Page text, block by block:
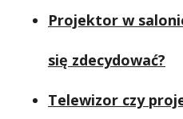
Projektor w
się zdecydować?
Telewizor czy